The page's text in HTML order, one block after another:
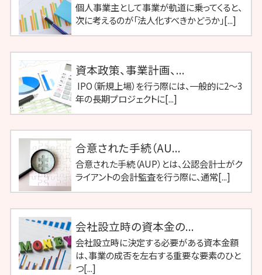
個人事業主として事業が軌道に乗ってくると、
次に考えるのが「法人化すべきかどうか」[...]
資本政策、事業計画、...
IPO（新規上場）を行う際には、一般的に2〜3
年の長期プロジェクトに[...]
合意された手続（AU...
合意された手続（AUP）とは、公認会計士がク
ライアントの会計監査を行う際に、通常[...]
会社設立時の資本金の...
会社設立時に決定する必要がある資本金額
は、事業の成否を左右する重要な要素のひと
つ[...]